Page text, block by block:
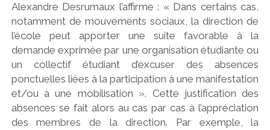
Alexandre Desrumaux l’affirme : « Dans certains cas,
notamment de mouvements sociaux, la direction de
l’école peut apporter une suite favorable à la
demande exprimée par une organisation étudiante ou
un collectif étudiant d’excuser des absences
ponctuelles liées à la participation à une manifestation
et/ou à une mobilisation ». Cette justification des
absences se fait alors au cas par cas à l’appréciation
des membres de la direction. Par exemple, la